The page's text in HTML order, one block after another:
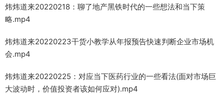
炜炜道来20220218：聊了地产黑铁时代的一些想法和当下策
略.mp4
炜炜道来20220223干货小教学从年报预告快速判断企业市场机
会.mp4
炜炜道来20220225：对应当下医药行业的一些看法(面对市场巨
大波动时，价值投资者该如何应对).mp4